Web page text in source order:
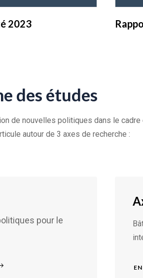
2023
des études
de nouvelles politiques dans le
autour de 3 axes de recherche :
pour le